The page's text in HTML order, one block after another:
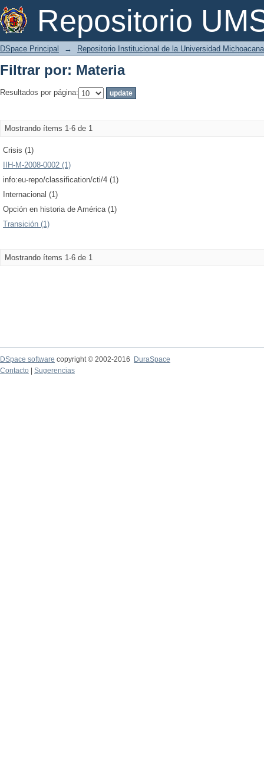
Repositorio
Filtrar por: Materia
DSpace Principal → Repositorio Institucional de la Universidad
Filtrar por: Materia
Resultados por página:
Mostrando ítems 1-6 de 1
Crisis (1)
IIH-M-2008-0002 (1)
info:eu-repo/classification/cti/4 (1)
Internacional (1)
Opción en historia de América (1)
Transición (1)
Mostrando ítems 1-6 de 1
DSpace software copyright © 2002-2016
DuraSpace
Contacto
Sugerencias